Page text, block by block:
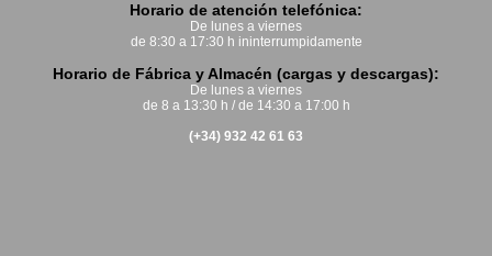
Horario de atención telefónica:
De lunes a viernes
de 8:30 a 17:30 h ininterrumpidamente
Horario de Fábrica y Almacén (cargas y descargas):
De lunes a viernes
de 8 a 13:30 h / de 14:30 a 17:00 h
(+34) 932 42 61 63